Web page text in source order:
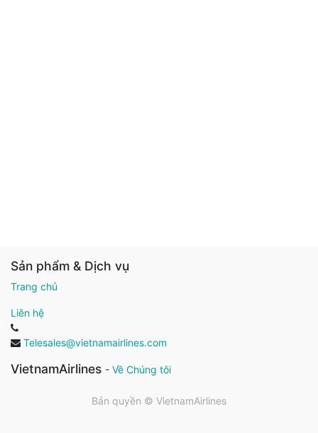
Sản phẩm & Dịch vụ
Trang chủ
Liên hệ
Telesales@vietnamairlines.com
VietnamAirlines - Về Chúng tôi
Bản quyền © VietnamAirlines